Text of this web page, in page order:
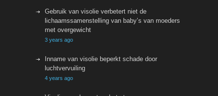
Gebruik van visolie verbetert niet de
lichaamssamenstelling van baby’s van moeders
met overgewicht
3 years ago
Inname van visolie beperkt schade door
luchtvervuiling
4 years ago